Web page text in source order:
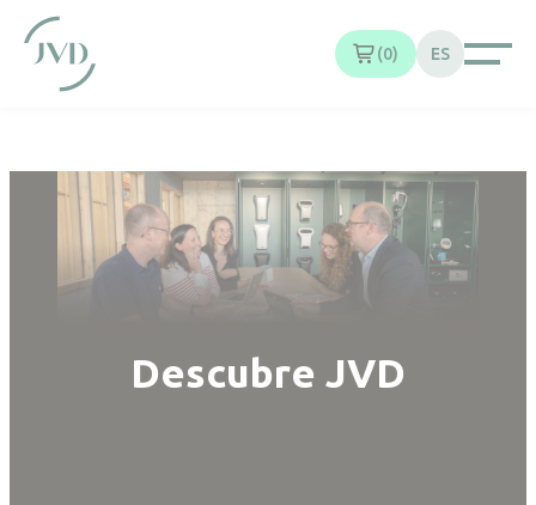
0 ES
Descubre JVD
Panel de gestión de cookies